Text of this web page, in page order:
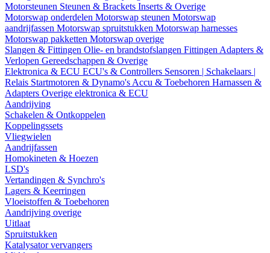
Motorsteunen Steunen & Brackets Inserts & Overige
Motorswap onderdelen Motorswap steunen Motorswap
aandrijfassen Motorswap spruitstukken Motorswap harnesses
Motorswap pakketten Motorswap overige
Slangen & Fittingen Olie- en brandstofslangen Fittingen Adapters &
Verlopen Gereedschappen & Overige
Elektronica & ECU ECU's & Controllers Sensoren | Schakelaars |
Relais Startmotoren & Dynamo's Accu & Toebehoren Harnassen &
Adapters Overige elektronica & ECU
Aandrijving
Schakelen & Ontkoppelen
Koppelingssets
Vliegwielen
Aandrijfassen
Homokineten & Hoezen
LSD's
Vertandingen & Synchro's
Lagers & Keerringen
Vloeistoffen & Toebehoren
Aandrijving overige
Uitlaat
Spruitstukken
Katalysator vervangers